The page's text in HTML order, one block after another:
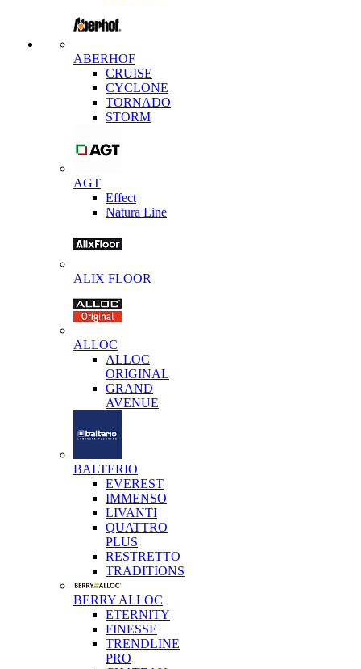
ABERHOF
CRUISE
CYCLONE
TORNADO
STORM
AGT
Effect
Natura Line
ALIX FLOOR
ALLOC
ALLOC
ORIGINAL
GRAND
AVENUE
BALTERIO
EVEREST
IMMENSO
LIVANTI
QUATTRO
PLUS
RESTRETTO
TRADITIONS
BERRY ALLOC
ETERNITY
FINESSE
TRENDLINE
PRO